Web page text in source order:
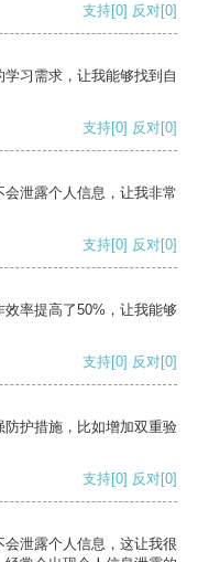
支持[0] 反对[0]
习需求，让我能够找到自
支持[0] 反对[0]
泄露个人信息，让我非常
支持[0] 反对[0]
率提高了50%，让我能够
支持[0] 反对[0]
护措施，比如增加双重验
支持[0] 反对[0]
泄露个人信息，这让我很